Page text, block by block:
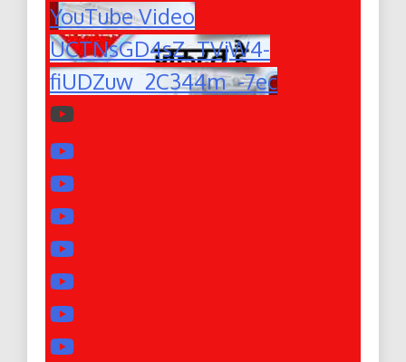
YouTube Video
UCTNsGD4sZ_TVjW4-
fiUDZuw_2C344m_-7ec